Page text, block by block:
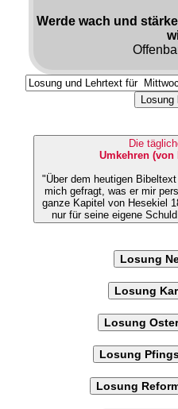
Werde wach und
Die
Umkehren (von
"Über dem heutigen
mich gefragt, was er mir persönlich
ganze Kapitel von Hesekiel
nur für seine eigene
Losung
Losung
Losung
Losung
Losung